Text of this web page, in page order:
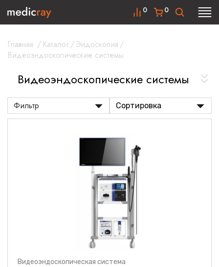
0
0
Главная / Каталог/Эндоскопия /
Видеоэндоскопические системы
Видеоэндоскопические системы
Фильтр Сортировка
Видеоэндоскопическая система